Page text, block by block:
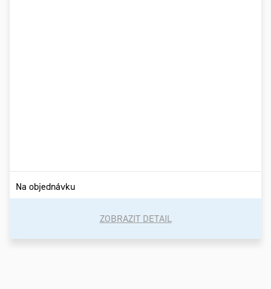
Na objednávku
ZOBRAZIT DETAIL